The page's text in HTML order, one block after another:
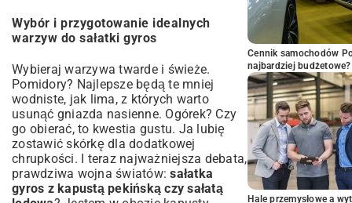
Wybór i przygotowanie idealnych
warzyw do sałatki gyros
Wybieraj warzywa twarde i świeże.
Pomidory? Najlepsze będą te mniej
wodniste, jak lima, z których warto
usunąć gniazda nasienne. Ogórek? Czy
go obierać, to kwestia gustu. Ja lubię
zostawić skórkę dla dodatkowej
chrupkości. I teraz najważniejsza debata,
prawdziwa wojna światów:sałatka
gyros z kapustą pekińską czy sałatą
Cennik samochodów
najbardziej budżetowe?
Hale przemysłowe a